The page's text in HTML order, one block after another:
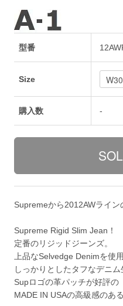
型番
Size
購入数 -
Supremeから2012AWライン
Supreme Rigid Slim Jean！
定番のリジッドジーンズ。
上品なSelvedge Denimを使用
しっかりとしたタフなデニム
Supロゴの革パッチが好評の
MADE IN USAの高級感のあ